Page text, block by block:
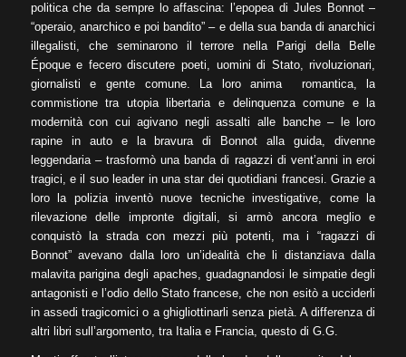
politica che da sempre lo affascina: l’epopea di Jules Bonnot –
“operaio, anarchico e poi bandito” – e della sua banda di anarchici
illegalisti, che seminarono il terrore nella Parigi della Belle
Époque e fecero discutere poeti, uomini di Stato, rivoluzionari,
giornalisti e gente comune. La loro anima romantica, la
commistione tra utopia libertaria e delinquenza comune e la
modernità con cui agivano negli assalti alle banche – le loro
rapine in auto e la bravura di Bonnot alla guida, divenne
leggendaria – trasformò una banda di ragazzi di vent’anni in eroi
tragici, e il suo leader in una star dei quotidiani francesi. Grazie a
loro la polizia inventò nuove tecniche investigative, come la
rilevazione delle impronte digitali, si armò ancora meglio e
conquistò la strada con mezzi più potenti, ma i “ragazzi di
Bonnot” avevano dalla loro un’idealità che li distanziava dalla
malavita parigina degli apaches, guadagnandosi le simpatie degli
antagonisti e l’odio dello Stato francese, che non esitò a ucciderli
in assedi tragicomici o a ghigliottinarli senza pietà. A differenza di
altri libri sull’argomento, tra Italia e Francia, questo di G.G.